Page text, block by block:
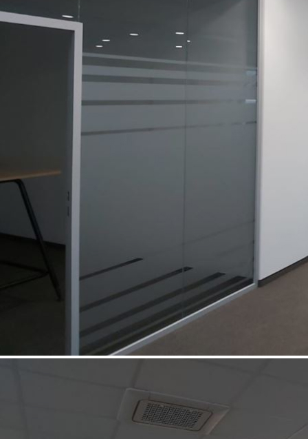
Umbau der bestehenden Bürofläche sowie des gesamten
Speisesaalbereiches zu einem Großraumbüro „Open Space“, Einbau
von neuen (konditionierten) Besprechungsräumen und einem kleinen